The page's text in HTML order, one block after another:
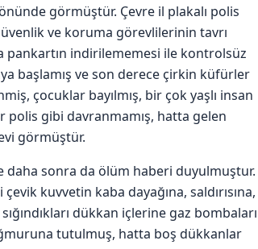
görmüştür. Çevre il plakalı polis
ve koruma görevlilerinin tavrı
pankartın indirilememesi ile kontrolsüz
başlamış ve son derece çirkin küfürler
çocuklar bayılmış, bir çok yaşlı insan
polis gibi davranmamış, hatta gelen
görmüştür.
daha sonra da ölüm haberi duyulmuştur.
kuvvetin kaba dayağına, saldırısına,
dükkan içlerine gaz bombaları
tutulmuş, hatta boş dükkanlar